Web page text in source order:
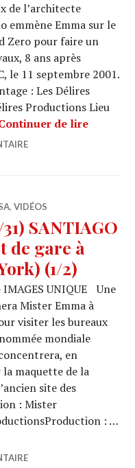
de l’architecte
emmène Emma sur le
Zero pour faire un
8 ans après
le 11 septembre 2001.
: Les Délires
Productions Lieu
de lireARCHI
,VIDÉOS
SANTIAGO
de gare à
(1/2)
IMAGES UNIQUE Une
Mister Emma à
visiter les bureaux
mondiale
en
maquette de la
site des
: Mister
: …
(03/31) SANTIAGO